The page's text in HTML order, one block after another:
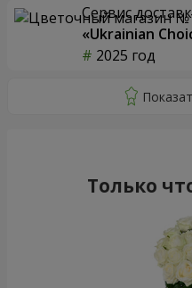
Сервис
«Ukrainian
2025 год
Только